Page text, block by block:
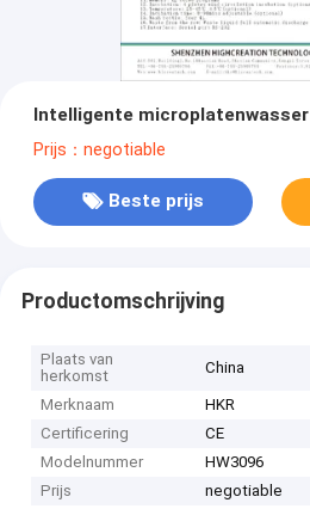
Intelligente microplatenwasser
Prijs：negotiable
Beste prijs
Productomschrijving
Plaats van
herkomst
China
Merknaam
HKR
Certificering
CE
Modelnummer
HW3096
Prijs
negotiable